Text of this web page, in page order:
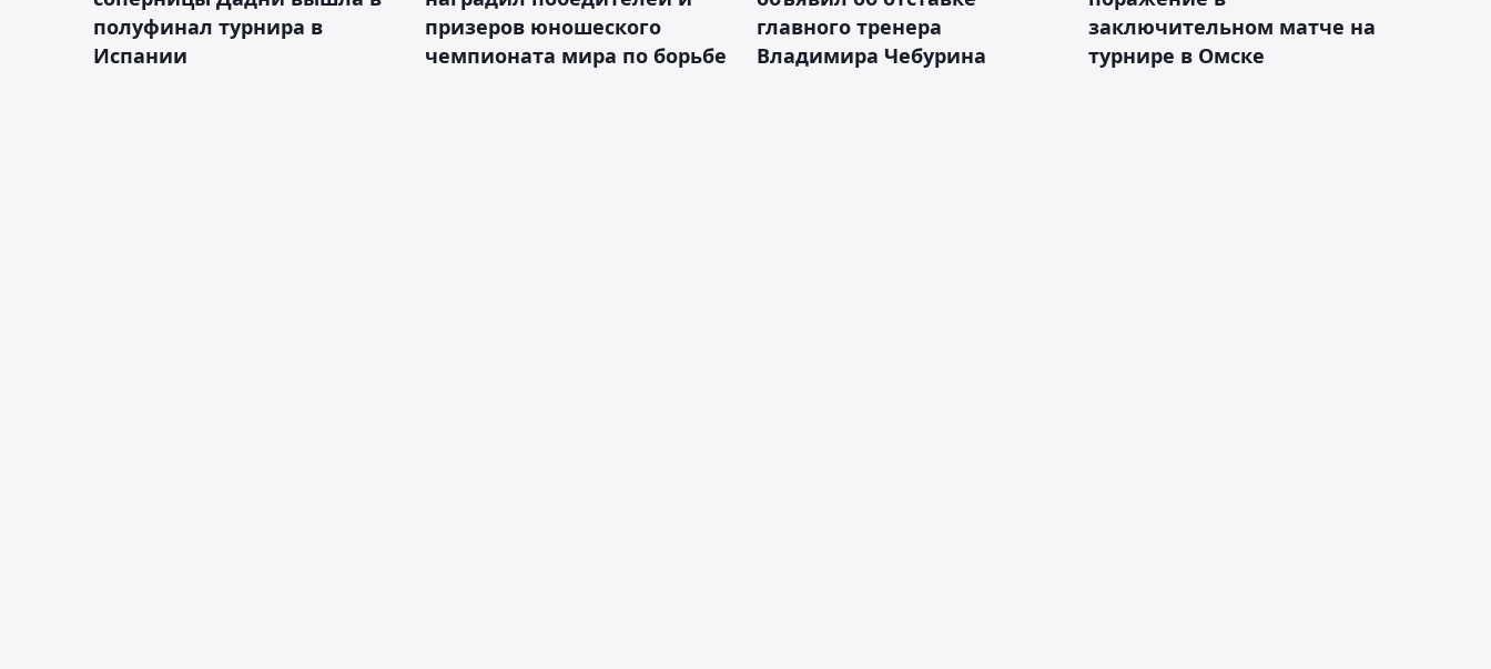
полуфинал турнира в
Испании
призеров юношеского
чемпионата мира по борьбе
главного тренера
Владимира Чебурина
заключительном матче на
турнире в Омске